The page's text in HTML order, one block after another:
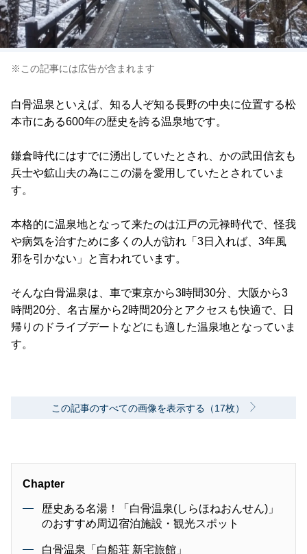
※この記事には広告が含まれます
白骨温泉といえば、知る人ぞ知る長野の中央に位置する松
本市にある600年の歴史を誇る温泉地です。
鎌倉時代にはすでに湧出していたとされ、かの武田信玄も
兵士や鉱山夫の為にこの湯を愛用していたとされていま
す。
本格的に温泉地となって来たのは江戸の元禄時代で、怪我
や病気を治すために多くの人が訪れ「3日入れば、3年風
邪を引かない」と言われています。
そんな白骨温泉は、車で東京から3時間30分、大阪から3
時間20分、名古屋から2時間20分とアクセスも快適で、日
帰りのドライブデートなどにも適した温泉地となっていま
す。
この記事のすべての画像を表示する（17枚）
Chapter
歴史ある名湯！「白骨温泉(しらほねおんせん)」
のおすすめ周辺宿泊施設・観光スポット
白骨温泉「白船荘 新宅旅館」